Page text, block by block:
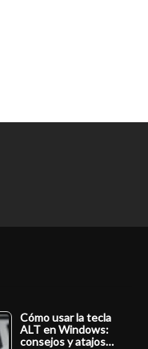
Cómo usar la tecla
ALT en Windows:
consejos y atajos…